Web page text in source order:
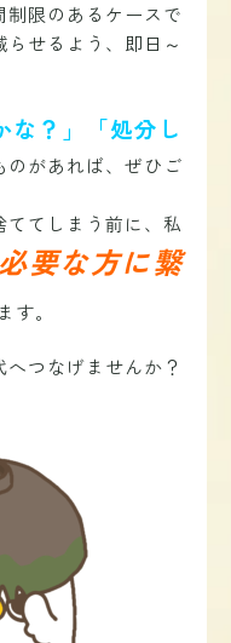
限のあるケースで
せるよう、即日～
な？」「処分し
のがあれば、ぜひご
てしまう前に、私
必要な方に繋
す。
つなげませんか？